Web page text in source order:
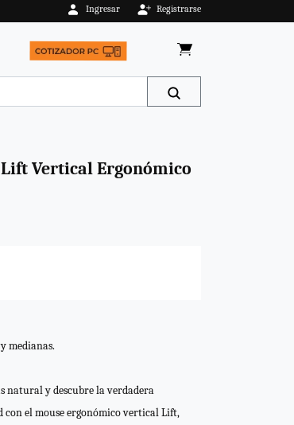
Ingresar Registrarse
Vertical Ergonómico
medianas.
natural y descubre la verdadera
el mouse ergonómico vertical Lift,